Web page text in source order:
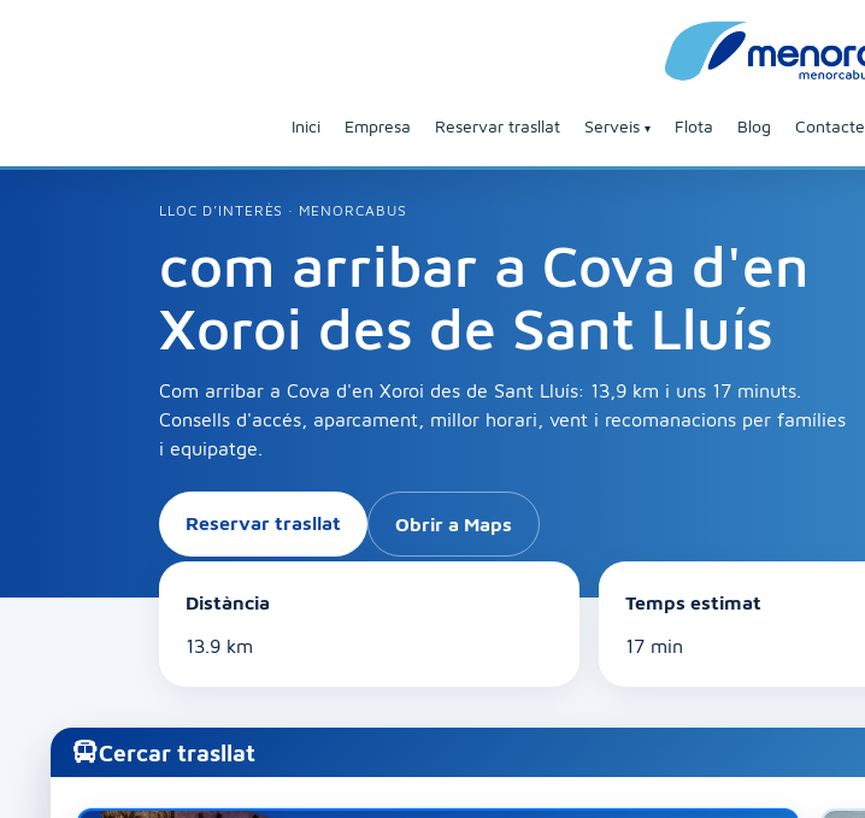
Inici Empresa Reservar trasllat Serveis Flota Blog Contacte
LLOC D’INTERÈS · MENORCABUS
com arribar a Cova d'en
Xoroi des de Sant Lluís
Com arribar a Cova d'en Xoroi des de Sant Lluís: 13,9 km i uns 17 minuts.
Consells d'accés, aparcament, millor horari, vent i recomanacions per famílies
i equipatge.
Reservar trasllat Obrir a Maps
Distància
13.9 km
Temps estimat
17 min
Cercar trasllat